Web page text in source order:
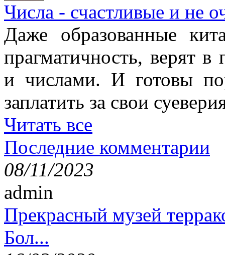
Числа - счастливые и не
Даже образованные
прагматичность, верят
и числами. И готовы
заплатить за свои
Читать все
Последние комментарии
08/11/2023
admin
Прекрасный музей
Бол...